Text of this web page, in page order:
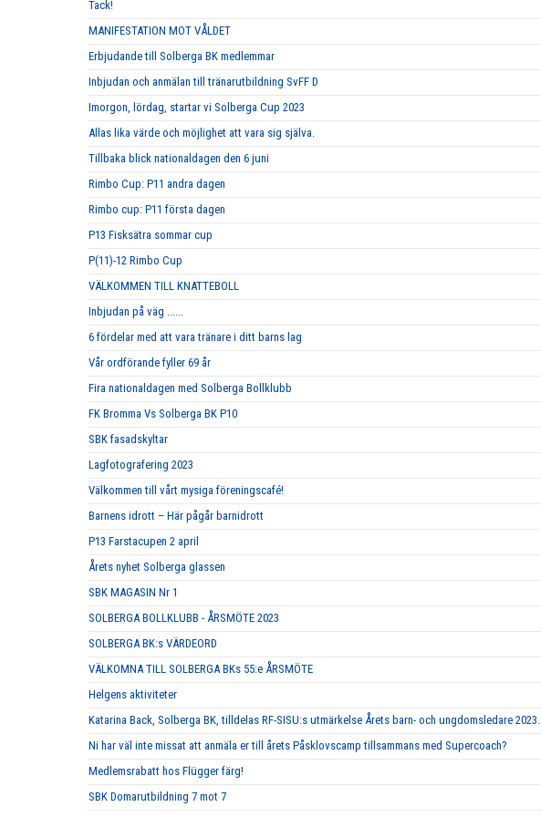
Tack!
MANIFESTATION MOT VÅLDET
Erbjudande till Solberga BK medlemmar
Inbjudan och anmälan till tränarutbildning SvFF D
Imorgon, lördag, startar vi Solberga Cup 2023
Allas lika värde och möjlighet att vara sig själva.
Tillbaka blick nationaldagen den 6 juni
Rimbo Cup: P11 andra dagen
Rimbo cup: P11 första dagen
P13 Fisksätra sommar cup
P(11)-12 Rimbo Cup
VÄLKOMMEN TILL KNATTEBOLL
Inbjudan på väg ......
6 fördelar med att vara tränare i ditt barns lag
Vår ordförande fyller 69 år
Fira nationaldagen med Solberga Bollklubb
FK Bromma Vs Solberga BK P10
SBK fasadskyltar
Lagfotografering 2023
Välkommen till vårt mysiga föreningscafé!
Barnens idrott – Här pågår barnidrott
P13 Farstacupen 2 april
Årets nyhet Solberga glassen
SBK MAGASIN Nr 1
SOLBERGA BOLLKLUBB - ÅRSMÖTE 2023
SOLBERGA BK:s VÄRDEORD
VÄLKOMNA TILL SOLBERGA BKs 55:e ÅRSMÖTE
Helgens aktiviteter
Katarina Back, Solberga BK, tilldelas RF-SISU:s utmärkelse Årets barn- och ungdomsledare 2023.
Ni har väl inte missat att anmäla er till årets Påsklovscamp tillsammans med Supercoach?
Medlemsrabatt hos Flügger färg!
SBK Domarutbildning 7 mot 7